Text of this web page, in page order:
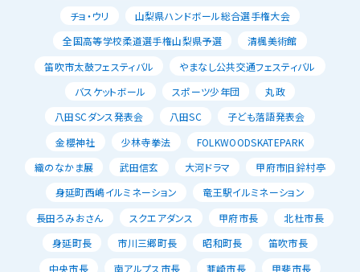
チョ・ウリ
山梨県ハンドボール総合選手権大会
全国高等学校柔道選手権山梨県予選
清楓美術館
笛吹市太鼓フェスティバル
やまなし公共交通フェスティバル
バスケットボール
スポーツ少年団
丸政
八田SCダンス発表会
八田SC
子ども落語発表会
金櫻神社
少林寺拳法
FOLKWOODSKATEPARK
織のなかま展
武田信玄 大河ドラマ
甲府市旧鈴村亭
身延町西嶋イルミネーション
竜王駅イルミネーション
長田ろみおさん
スクエアダンス 甲府市長
北杜市長
身延町長
市川三郷町長 昭和町長
笛吹市長
中央市長
南アルプス市長 韮崎市長
甲斐市長